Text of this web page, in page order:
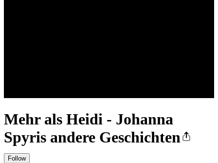
Mehr als Heidi - Johanna
Spyris andere Geschichten
Follow